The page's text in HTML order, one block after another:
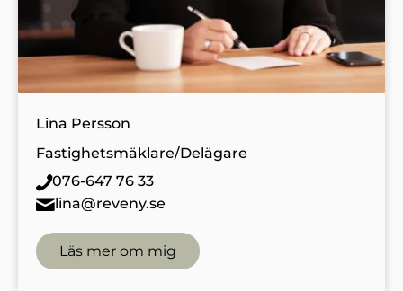
Lina Persson
Fastighetsmäklare/Delägare
076-647 76 33
lina@reveny.se
Läs mer om mig